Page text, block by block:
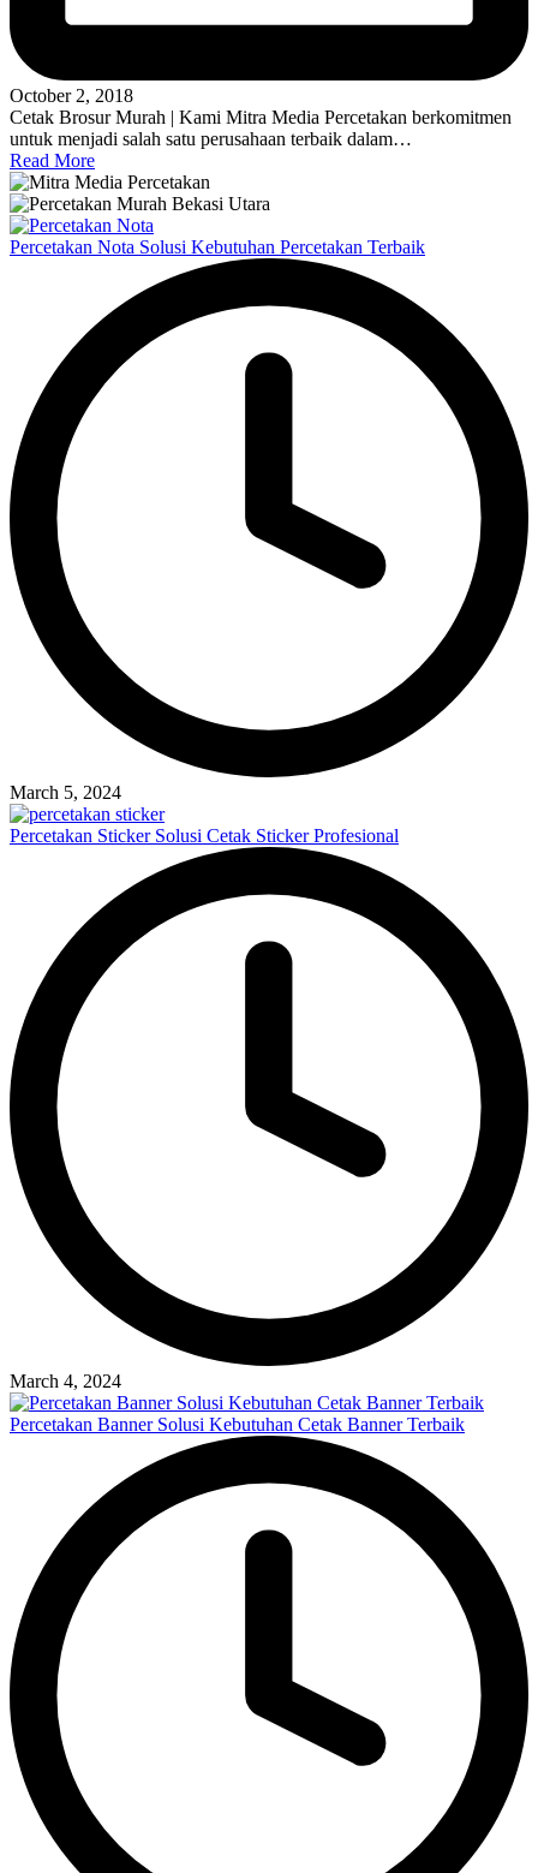
October 2, 2018
Cetak Brosur Murah | Kami Mitra Media Percetakan berkomitmen
untuk menjadi salah satu perusahaan terbaik dalam…
Read More
Percetakan Nota Solusi Kebutuhan Percetakan Terbaik
March 5, 2024
Percetakan Sticker Solusi Cetak Sticker Profesional
March 4, 2024
Percetakan Banner Solusi Kebutuhan Cetak Banner Terbaik